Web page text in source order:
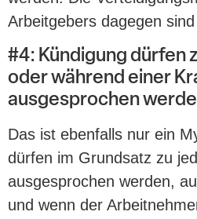
Arbeitgebers dagegen
#4: Kündigung dürfen
oder während einer
ausgesprochen
Das ist ebenfalls nur ein
dürfen im Grundsatz zu
ausgesprochen werden,
und wenn der